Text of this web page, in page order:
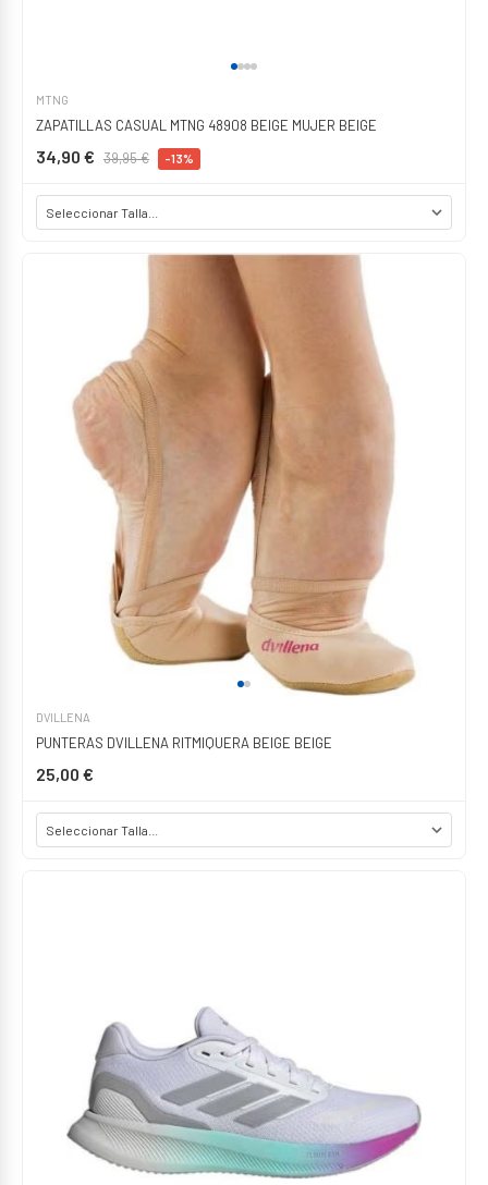
MTNG
ZAPATILLAS CASUAL MTNG 48908 BEIGE MUJER BEIGE
34,90 € 39,95 € -13%
DVILLENA
PUNTERAS DVILLENA RITMIQUERA BEIGE BEIGE
25,00 €